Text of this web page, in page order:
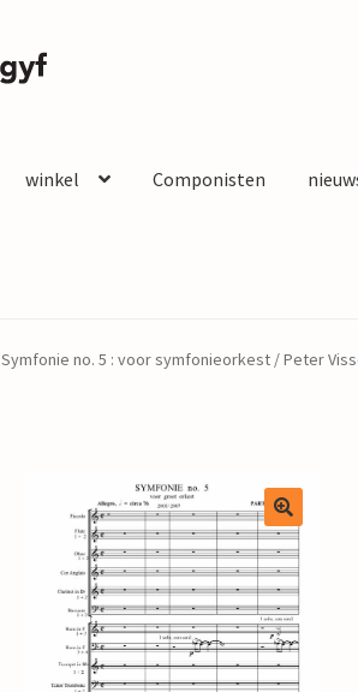
winkel Componisten
Symfonie no. 5 : voor symfonieorkest / Peter